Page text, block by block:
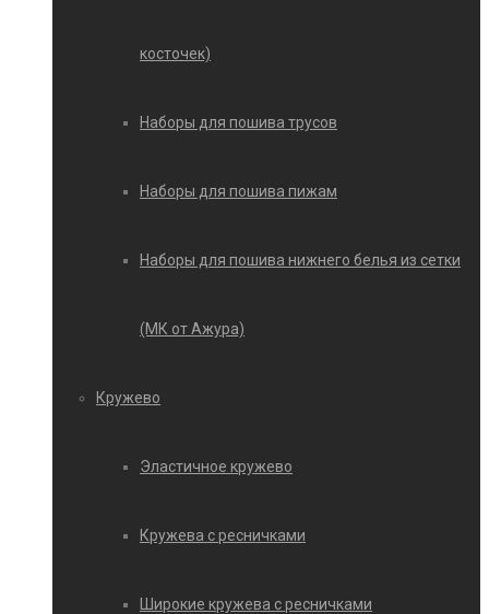
косточек)
Наборы для пошива трусов
Наборы для пошива пижам
Наборы для пошива нижнего белья из сетки
(МК от Ажура)
Кружево
Эластичное кружево
Кружева с ресничками
Широкие кружева с ресничками